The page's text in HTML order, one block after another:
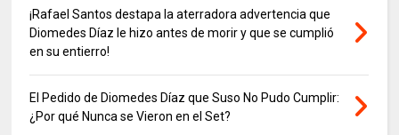
¡Rafael Santos destapa la aterradora advertencia que
Diomedes Díaz le hizo antes de morir y que se cumplió
en su entierro!
El Pedido de Diomedes Díaz que Suso No Pudo Cumplir:
¿Por qué Nunca se Vieron en el Set?